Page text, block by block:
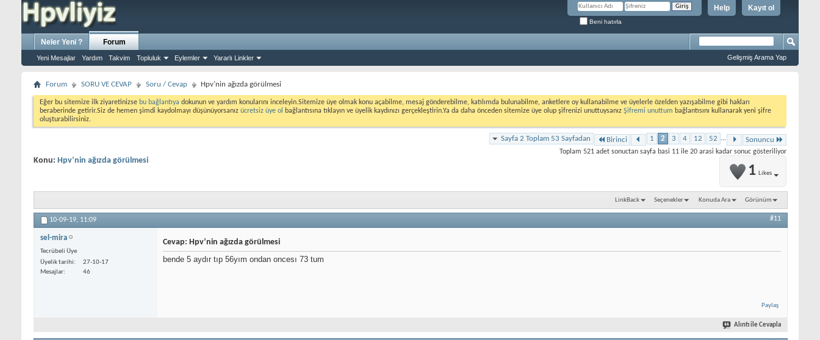
Kayıt ol
Help
Beni hatırla
Neler Yeni ? Forum
Yeni Mesajlar Yardım Takvim Topluluk Eylemler Yararlı Linkler Gelişmiş Arama Yap
Forum SORU VE CEVAP Soru / Cevap Hpv’nin ağızda görülmesi
Eğer bu sitemize ilk ziyaretinizse bu bağlantıya dokunun ve yardım konularını inceleyin.Sitemize üye olmak konu açabilme, mesaj gönderebilme, katılımda bulunabilme, anketlere oy kullanabilme ve üyelerle özelden yazışabilme gibi hakları
beraberinde getirir.Siz de hemen şimdi kaydolmayı düşünüyorsanız ücretsiz üye ol bağlantısına tıklayın ve üyelik kaydınızı gerçekleştirin.Ya da daha önceden sitemize üye olup şifrenizi unuttuysanız Şifremi unuttum bağlantısını kullanarak yeni şifre
oluşturabilirsiniz.
Sayfa 2 Toplam 53 Sayfadan Birinci 1 2 3 4 12 52 ... Sonuncu
Toplam 521 adet sonuctan sayfa basi 11 ile 20 arasi kadar sonuc gösteriliyor
1 Likes
Konu: Hpv’nin ağızda görülmesi
LinkBack Seçenekler Konuda Ara Görünüm
10-09-19, 11:09 #11
sel-mira
Tecrübeli Üye
Üyelik tarihi
27-10-17
Mesajlar
46
Cevap: Hpv’nin ağızda görülmesi
bende 5 aydır tıp 56yım ondan oncesı 73 tum
Paylaş
Alıntı ile Cevapla